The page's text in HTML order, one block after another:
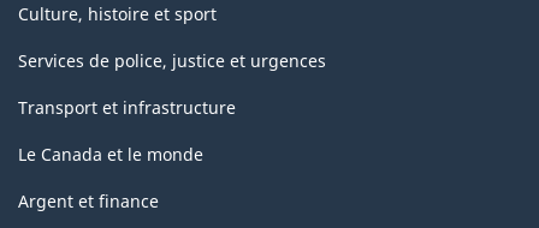
Culture, histoire et sport
Services de police, justice et urgences
Transport et infrastructure
Le Canada et le monde
Argent et finance